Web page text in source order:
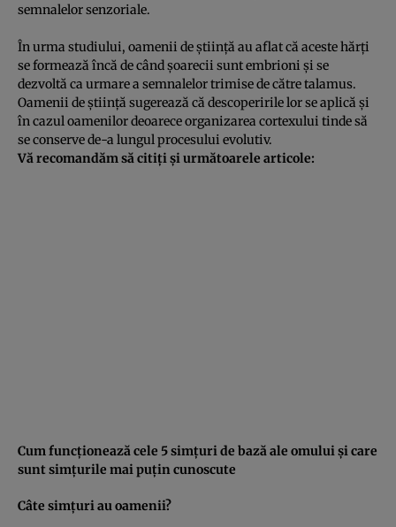
semnalelor senzoriale.
În urma studiului, oamenii de ştiinţă au aflat că aceste hărţi
se formează încă de când şoarecii suntembrioni şi se
dezvoltă ca urmare a semnalelor trimise de către talamus.
Oamenii de ştiinţă sugerează că descoperirile lor se aplică şi
în cazul oamenilor deoarece organizarea cortexului tinde să
se conserve de-a lungul procesului evolutiv.
Vă recomandăm să citiţi şi următoarele articole:
Cum funcţionează cele 5 simţuri de bază ale omului şi care
sunt simţurile mai puţin cunoscute
Câte simţuri au oamenii?